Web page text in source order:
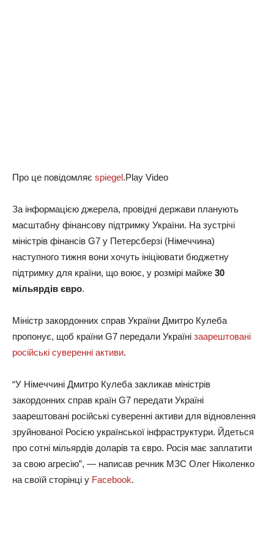
Про це повідомляє spiegel.Play Video
За інформацією джерела, провідні держави планують
масштабну фінансову підтримку України. На зустрічі
міністрів фінансів G7 у Петерсберзі (Німеччина)
наступного тижня вони хочуть ініціювати бюджетну
підтримку для країни, що воює, у розмірі майже 30
мільярдів євро.
Міністр закордонних справ України Дмитро Кулеба
пропонує, щоб країни G7 передали Україні заарештовані
російські суверенні активи.
“У Німеччині Дмитро Кулеба закликав міністрів
закордонних справ країн G7 передати Україні
заарештовані російські суверенні активи для відновлення
зруйнованої Росією української інфраструктури. Йдеться
про сотні мільярдів доларів та євро. Росія має заплатити
за свою агресію”, — написав речник МЗС Олег Ніколенко
на своїй сторінці у Facebook.